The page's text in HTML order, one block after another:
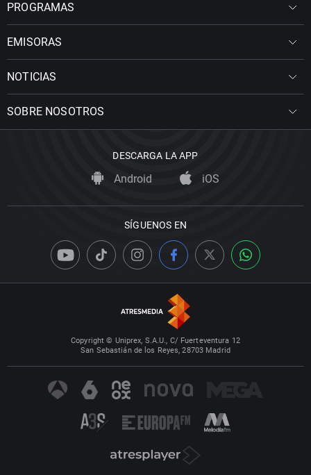
PROGRAMAS
EMISORAS
NOTICIAS
SOBRE NOSOTROS
DESCARGA LA APP
Android iOS
SÍGUENOS EN
Copyright © Uniprex, S.A.U., C/ Fuerteventura 12
San Sebastián de los Reyes, 28703 Madrid